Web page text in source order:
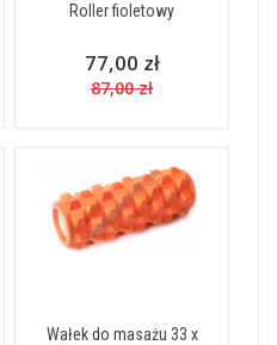
Roller fioletowy
77,00 zł
87,00 zł
Wałek do masażu 33 x